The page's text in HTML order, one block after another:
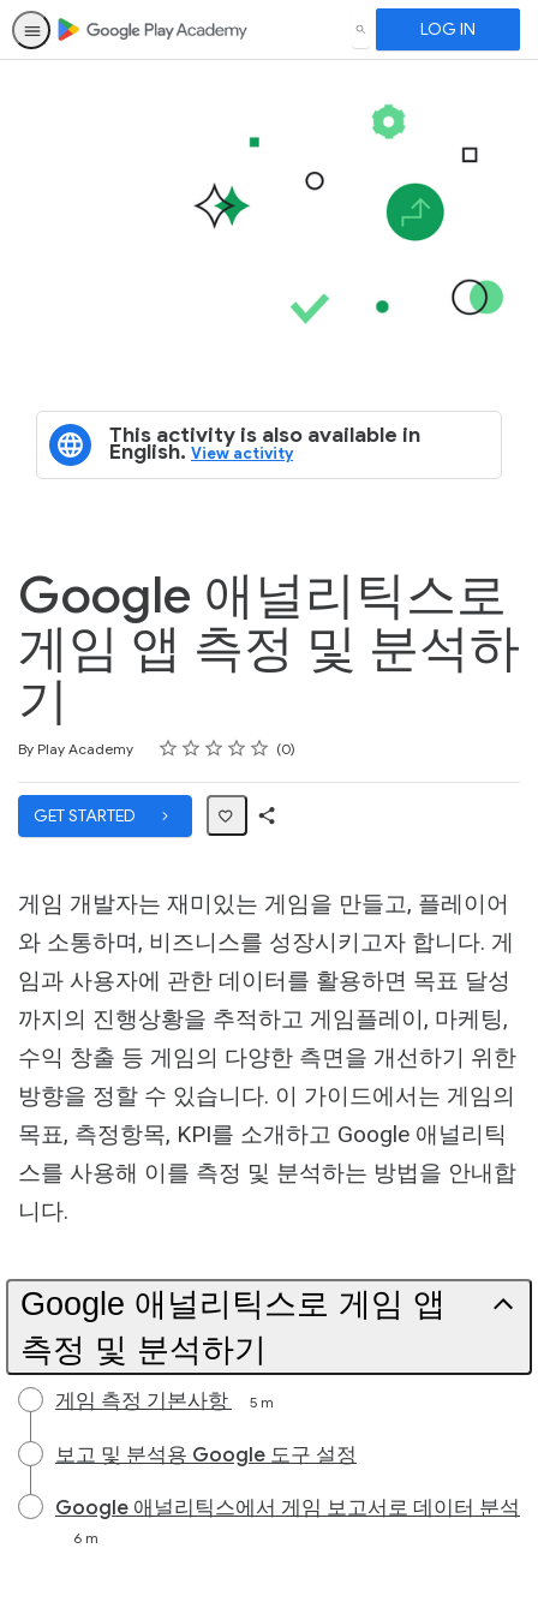
SEARCH LOG IN
This activity is also available in
English. View activity
Google 애널리틱스로
게임 앱 측정 및 분석하
기
By Play Academy Rating
1 star
2 stars
3 stars
4 stars
5 stars
Average rating: 5.0 0
No reviews
GET STARTED
게임 개발자는 재미있는 게임을 만들고, 플레이어
와 소통하며, 비즈니스를 성장시키고자 합니다. 게
임과 사용자에 관한 데이터를 활용하면 목표 달성
까지의 진행상황을 추적하고 게임플레이, 마케팅,
수익 창출 등 게임의 다양한 측면을 개선하기 위한
방향을 정할 수 있습니다. 이 가이드에서는 게임의
목표, 측정항목, KPI를 소개하고 Google 애널리틱
스를 사용해 이를 측정 및 분석하는 방법을 안내합
니다.
Google 애널리틱스로 게임 앱
측정 및 분석하기
게임 측정 기본사항 5 m
보고 및 분석용 Google 도구 설정
Google 애널리틱스에서 게임 보고서로 데이터 분석
6 m